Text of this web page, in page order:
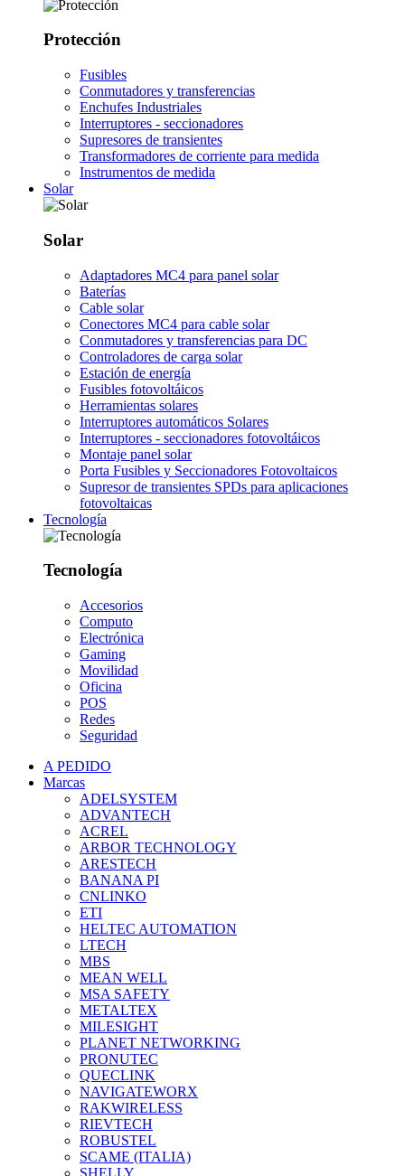
Protección
Fusibles
Conmutadores y transferencias
Enchufes Industriales
Interruptores - seccionadores
Supresores de transientes
Transformadores de corriente para medida
Instrumentos de medida
Solar
Solar
Adaptadores MC4 para panel solar
Baterías
Cable solar
Conectores MC4 para cable solar
Conmutadores y transferencias para DC
Controladores de carga solar
Estación de energía
Fusibles fotovoltáicos
Herramientas solares
Interruptores automáticos Solares
Interruptores - seccionadores fotovoltáicos
Montaje panel solar
Porta Fusibles y Seccionadores Fotovoltaicos
Supresor de transientes SPDs para aplicaciones
fotovoltaicas
Tecnología
Tecnología
Accesorios
Computo
Electrónica
Gaming
Movilidad
Oficina
POS
Redes
Seguridad
A PEDIDO
Marcas
ADELSYSTEM
ADVANTECH
ACREL
ARBOR TECHNOLOGY
ARESTECH
BANANA PI
CNLINKO
ETI
HELTEC AUTOMATION
LTECH
MBS
MEAN WELL
MSA SAFETY
METALTEX
MILESIGHT
PLANET NETWORKING
PRONUTEC
QUECLINK
NAVIGATEWORX
RAKWIRELESS
RIEVTECH
ROBUSTEL
SCAME (ITALIA)
SHELLY